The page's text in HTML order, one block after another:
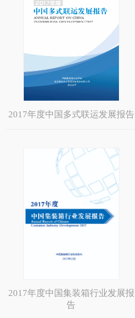
2017年度中国多式联运发展报告
2017年度中国集装箱行业发展报
告